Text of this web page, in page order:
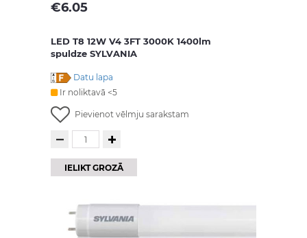
€6.05
LED T8 12W V4 3FT 3000K 1400lm
spuldze SYLVANIA
Datu lapa
Ir noliktavā <5
Pievienot vēlmju sarakstam
IELIKT GROZĀ